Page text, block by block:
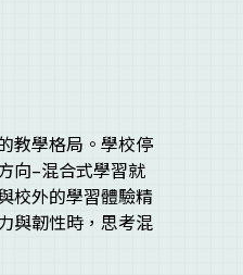
教學格局。學校停
向–混合式學習就
校外的學習體驗精
與韌性時，思考混